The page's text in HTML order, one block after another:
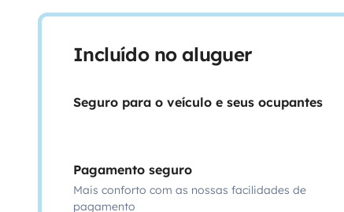
Incluído no aluguer
Seguro para o veículo e seus ocupantes
Pagamento seguro
Mais conforto com as nossas facilidades de
pagamento